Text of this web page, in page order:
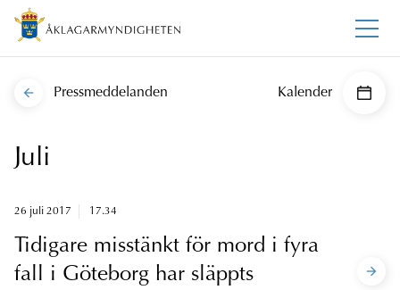
Pressmeddelanden Kalender
Juli
26 juli 2017 17.34
Tidigare misstänkt för mord i fyra
fall i Göteborg har släppts